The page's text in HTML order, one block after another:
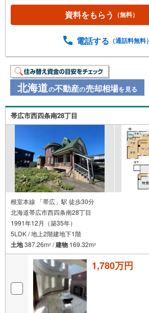
資料をもらう （無料）
電話する （通話料無料）
北海道の不動産の売却相場を見る
帯広市西四条南28丁目
根室本線 「帯広」駅 徒歩30分
北海道帯広市西四条南28丁目
1991年12月（築35年）
5LDK / 地上2階建地下1階
土地387.26m2 /建物 169.32m2
1,780万円